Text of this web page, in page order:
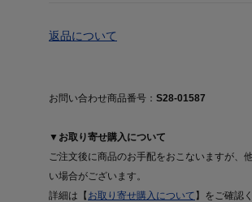
返品について
お問い合わせ商品番号： S28-01587
▼お取り寄せ購入について
ご注文後に商品のお手配をおこないますが、
い場合がございます。
詳細は【 お取り寄せ購入について 】をご確認